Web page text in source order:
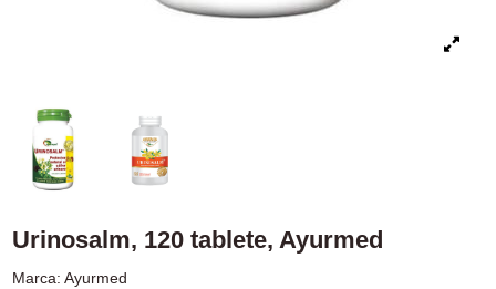
Urinosalm, 120 tablete, Ayurmed
Marca: Ayurmed